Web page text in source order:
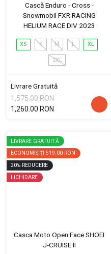
Cască Enduro - Cross -
Snowmobil FXR RACING
HELIUM RACE DIV 2023
XS S M L XL
2XL
Livrare Gratuită
1,575.00 RON
1,260.00 RON
LIVRARE GRATUITĂ
ECONOMISIȚI 519.00 RON
20% REDUCERE
LICHIDARE
Casca Moto Open Face SHOEI
J-CRUISE II